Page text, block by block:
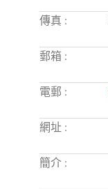
傳真 :
郵箱 :
電郵 :
網址 :
簡介 :